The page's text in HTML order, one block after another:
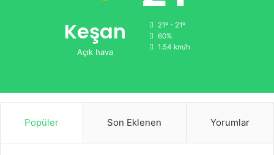
Keşan
Açık hava
21º - 21º
60%
1.54 km/h
Popüler Son Eklenen Yorumlar